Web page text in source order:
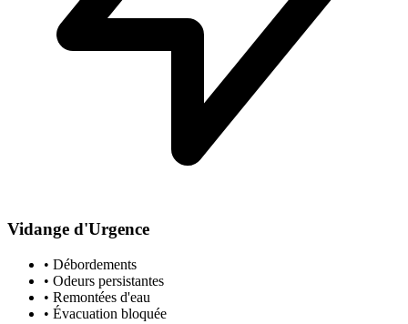
Vidange d'Urgence
• Débordements
• Odeurs persistantes
• Remontées d'eau
• Évacuation bloquée